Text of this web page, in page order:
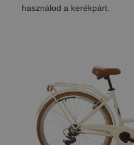
használod a kerékpárt.